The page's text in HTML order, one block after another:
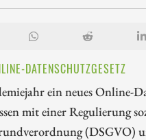
DATENSCHUTZGESETZ
ein neues Online-
mit einer Regulierung
(DSGVO)